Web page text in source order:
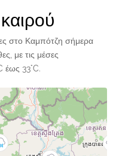
στο Καμπότζη σήμερα
με τις μέσες
έως 33°C.